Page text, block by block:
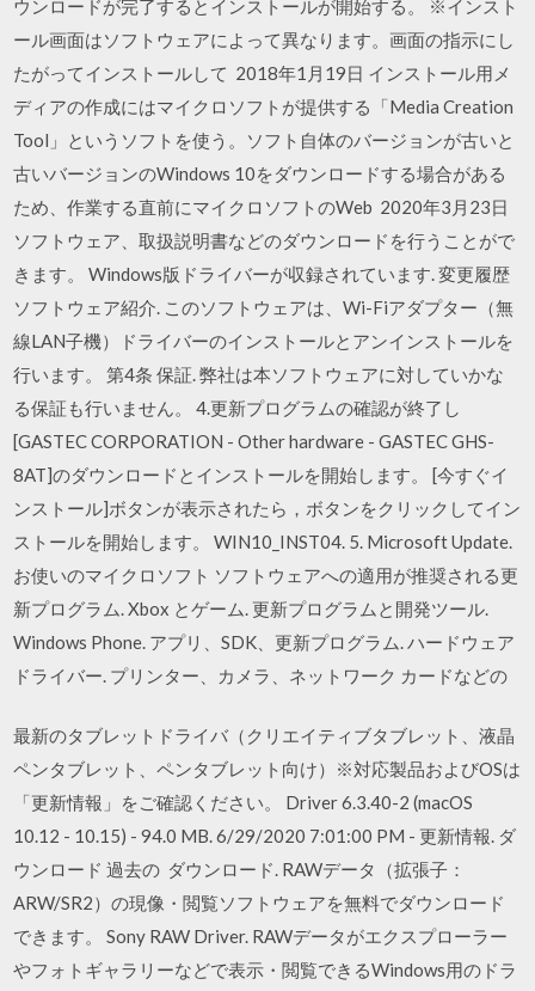
ウンロードが完了するとインストールが開始する。 ※インスト
ール画面はソフトウェアによって異なります。画面の指示にし
たがってインストールして 2018年1月19日 インストール用メ
ディアの作成にはマイクロソフトが提供する「Media Creation
Tool」というソフトを使う。ソフト自体のバージョンが古いと
古いバージョンのWindows 10をダウンロードする場合がある
ため、作業する直前にマイクロソフトのWeb 2020年3月23日
ソフトウェア、取扱説明書などのダウンロードを行うことがで
きます。 Windows版ドライバーが収録されています. 変更履歴
ソフトウェア紹介. このソフトウェアは、Wi-Fiアダプター（無
線LAN子機）ドライバーのインストールとアンインストールを
行います。 第4条 保証. 弊社は本ソフトウェアに対していかな
る保証も行いません。 4.更新プログラムの確認が終了し
[GASTEC CORPORATION - Other hardware - GASTEC GHS-
8AT]のダウンロードとインストールを開始します。 [今すぐイ
ンストール]ボタンが表示されたら，ボタンをクリックしてイン
ストールを開始します。 WIN10_INST04. 5. Microsoft Update.
お使いのマイクロソフト ソフトウェアへの適用が推奨される更
新プログラム. Xbox とゲーム. 更新プログラムと開発ツール.
Windows Phone. アプリ、SDK、更新プログラム. ハードウェア
ドライバー. プリンター、カメラ、ネットワーク カードなどの
最新のタブレットドライバ（クリエイティブタブレット、液晶
ペンタブレット、ペンタブレット向け）※対応製品およびOSは
「更新情報」をご確認ください。 Driver 6.3.40-2 (macOS
10.12 - 10.15) - 94.0 MB. 6/29/2020 7:01:00 PM - 更新情報. ダ
ウンロード 過去の ダウンロード. RAWデータ（拡張子：
ARW/SR2）の現像・閲覧ソフトウェアを無料でダウンロード
できます。 Sony RAW Driver. RAWデータがエクスプローラー
やフォトギャラリーなどで表示・閲覧できるWindows用のドラ